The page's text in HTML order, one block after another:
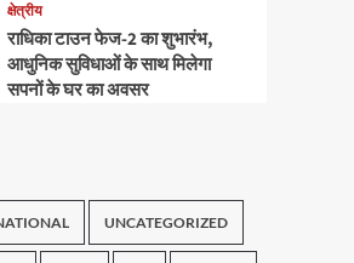
क्षेत्रीय
राधिका टाउन फेज-2 का शुभारंभ,
आधुनिक सुविधाओं के साथ मिलेगा
सपनों के घर का अवसर
UNCATEGORIZED